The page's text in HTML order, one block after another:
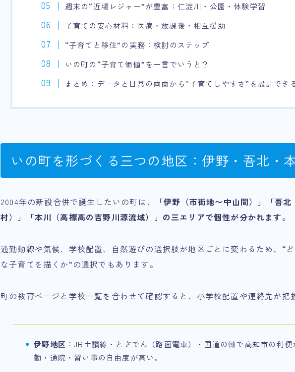
週末の“近場レジャー”が豊富：仁淀川・公園・体験学習
子育ての安心材料：医療・放課後・相互援助
“子育てと移住”の実務：検討のステップ
いの町の“子育て価値”を一言でいうと？
まとめ：データと日常の両面から“子育てしやすさ”を設計でき
いの町を形づくる三つの地区：伊野・吾北・
2004年の新設合併で誕生したいの町は、
「伊野（市街地〜中山間）」「吾
村）」「本川（高標高の吉野川源流域）」の三エリアで個性が分かれます。
通勤動線や気候、学校配置、自然遊びの選択肢が地区ごとに変わるため、“
な子育てを描くか”の選択でもあります。
町の教育ページと学校一覧を合わせて確認すると、小学校配置や連絡先が把
伊野地区 ：JR土讃線・とさでん（路面電車）・国道の軸で高知市の利
勤・通院・習い事の自由度が高い。